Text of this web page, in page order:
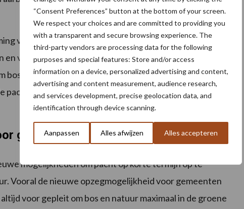
“Consent Preferences” button at the bottom of your screen.
We respect your choices and are committed to providing you
with a transparent and secure browsing experience. The
third-party vendors are processing data for the following
purposes and special features: Store and/or access
information on a device, personalized advertising and content,
advertising and content measurement, audience research,
and services development, precise geolocation data, and
identification through device scanning.
Aanpassen Alles afwijzen Alles accepteren
van het agrarisch gebied buitende pachtregelgeving.
van natuur- en milieuverenigingen en het daaraan
bos en natuur te realiseren, legt immers heel veel druk op
is een gemiste kans om hierover een
gemeenten
mogelijkheden om pacht op korte termijn op te
Vooral de nieuwe opzegmogelijkheid voor gemeenten
voor gepleit om bos en natuur maximaal in de groene